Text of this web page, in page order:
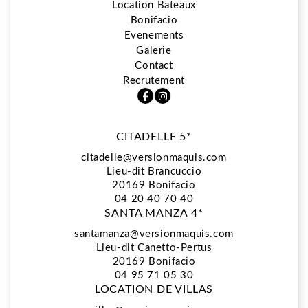
5*
Restaurant La Vista
Spa Biologique Recherche
Location Bateaux
Bonifacio
Location Bateaux
Bonifacio
Evenements
Galerie
Contact
Recrutement
CITADELLE 5*
citadelle@versionmaquis.com
Lieu-dit Brancuccio
20169 Bonifacio
04 20 40 70 40
SANTA MANZA 4*
santamanza@versionmaquis.com
Lieu-dit Canetto-Pertus
20169 Bonifacio
04 95 71 05 30
LOCATION DE VILLAS